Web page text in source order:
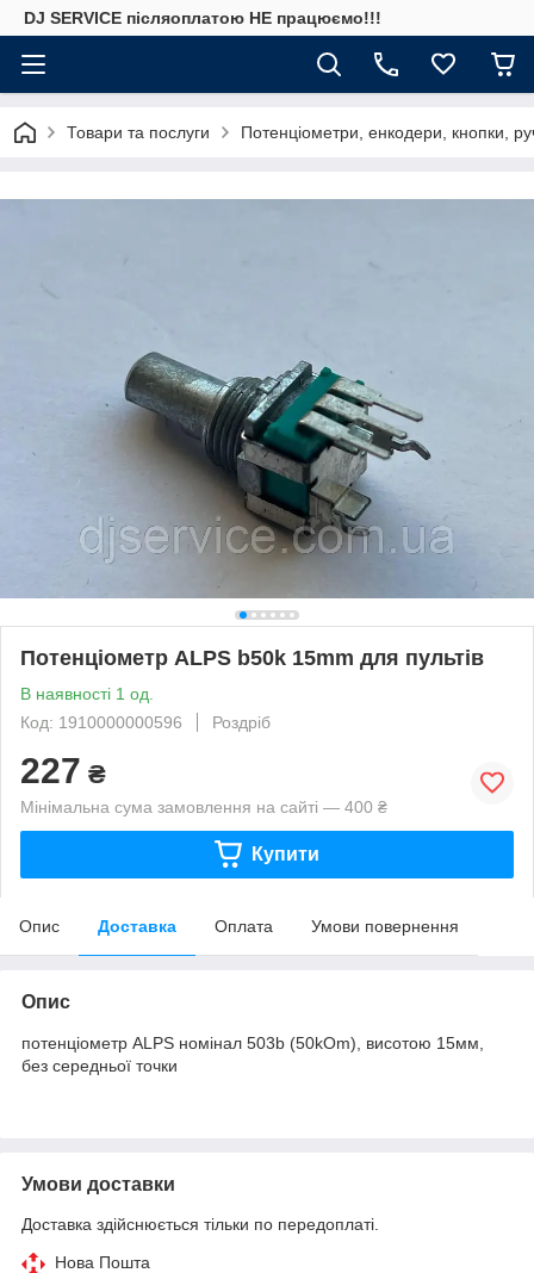
DJ SERVICE пiсляоплатою НЕ працюємо!!!
Товари та послуги Потенціометри, енкодери, кнопки,
Потенціометр ALPS b50k 15mm для пультів
В наявності 1 од.
Код: 1910000000596
Роздріб
227 ₴
Мінімальна сума замовлення на сайті — 400 ₴
Купити
Опис Доставка Оплата Умови повернення
Опис
потенціометр ALPS номінал 503b (50kOm), висотою 15мм,
без середньої точки
Умови доставки
Доставка здійснюється тільки по передоплаті.
Нова Пошта